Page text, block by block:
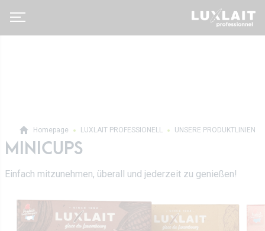
Pro Produkte
Tetra Pak
Neuigkeiten
Molkereigenossenschaft
Homepage LUXLAIT PROFESSIONELL UNSERE PRODUKTLINIEN
MINICUPS
Einfach mitzunehmen, überall und jederzeit zu genießen!